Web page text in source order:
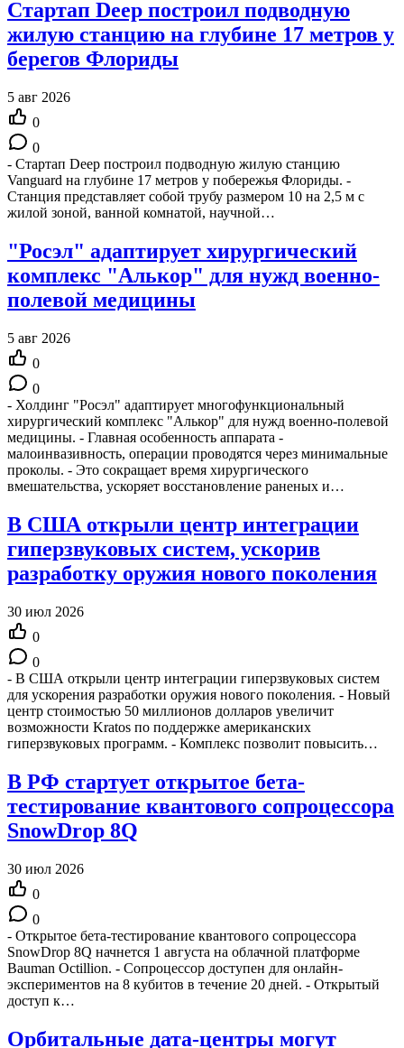
Стартап Deep построил подводную
жилую станцию на глубине 17 метров у
берегов Флориды
5 авг 2026
0
0
- Стартап Deep построил подводную жилую станцию
Vanguard на глубине 17 метров у побережья Флориды. -
Станция представляет собой трубу размером 10 на 2,5 м с
жилой зоной, ванной комнатой, научной…
"Росэл" адаптирует хирургический
комплекс "Алькор" для нужд военно-
полевой медицины
5 авг 2026
0
0
- Холдинг "Росэл" адаптирует многофункциональный
хирургический комплекс "Алькор" для нужд военно-полевой
медицины. - Главная особенность аппарата -
малоинвазивность, операции проводятся через минимальные
проколы. - Это сокращает время хирургического
вмешательства, ускоряет восстановление раненых и…
В США открыли центр интеграции
гиперзвуковых систем, ускорив
разработку оружия нового поколения
30 июл 2026
0
0
- В США открыли центр интеграции гиперзвуковых систем
для ускорения разработки оружия нового поколения. - Новый
центр стоимостью 50 миллионов долларов увеличит
возможности Kratos по поддержке американских
гиперзвуковых программ. - Комплекс позволит повысить…
В РФ стартует открытое бета-
тестирование квантового сопроцессора
SnowDrop 8Q
30 июл 2026
0
0
- Открытое бета-тестирование квантового сопроцессора
SnowDrop 8Q начнется 1 августа на облачной платформе
Bauman Octillion. - Сопроцессор доступен для онлайн-
экспериментов на 8 кубитов в течение 20 дней. - Открытый
доступ к…
Орбитальные дата-центры могут